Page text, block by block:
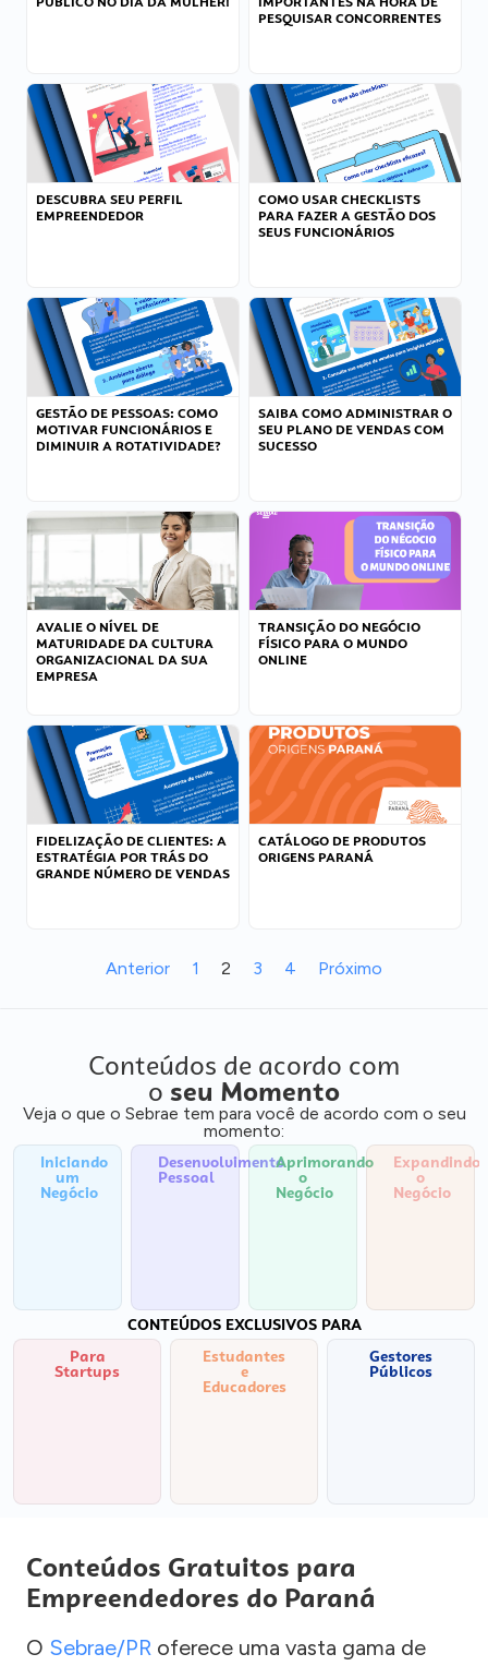
PESQUISAR CONCORRENTES
DESCUBRA SEU PERFIL
EMPREENDEDOR
COMO USAR CHECKLISTS
PARA FAZER A GESTÃO DOS
SEUS FUNCIONÁRIOS
GESTÃO DE PESSOAS: COMO
MOTIVAR FUNCIONÁRIOS E
DIMINUIR A ROTATIVIDADE?
SAIBA COMO ADMINISTRAR O
SEU PLANO DE VENDAS COM
SUCESSO
AVALIE O NÍVEL DE
MATURIDADE DA CULTURA
ORGANIZACIONAL DA SUA
EMPRESA
TRANSIÇÃO DO NEGÓCIO
FÍSICO PARA O MUNDO
ONLINE
FIDELIZAÇÃO DE CLIENTES: A
ESTRATÉGIA POR TRÁS DO
GRANDE NÚMERO DE VENDAS
CATÁLOGO DE PRODUTOS
ORIGENS PARANÁ
Anterior 1 2 3 4 Próximo
Conteúdos de acordo com
o seu Momento
Veja o que o Sebrae tem para você de acordo com o seu
momento:
Iniciando
um
Negócio
Desenvolvimento
Pessoal
Aprimorando
o
Negócio
Expandindo
o
Negócio
CONTEÚDOS EXCLUSIVOS PARA
Para
Startups
Estudantes
e
Educadores
Gestores
Públicos
Conteúdos Gratuitos para
Empreendedores do Paraná
O Sebrae/PR oferece uma vasta gama de